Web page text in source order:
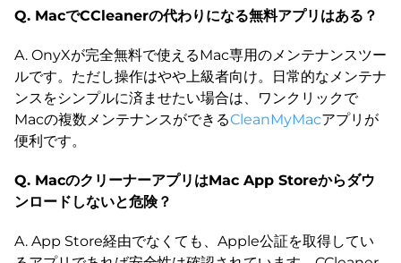
Q. MacでCCleanerの代わりになる無料アプリはある？
A. OnyXが完全無料で使えるMac専用のメンテナンスツー
ルです。ただし操作はやや上級者向け。日常的なメンテナ
ンスをシンプルに済ませたい場合は、ワンクリックで
Macの複数メンテナンスができるCleanMyMacアプリが
便利です。
Q. MacのクリーナーアプリはMac App Storeからダウ
ンロードしないと危険？
A. App Store経由でなくても、Apple公証を取得してい